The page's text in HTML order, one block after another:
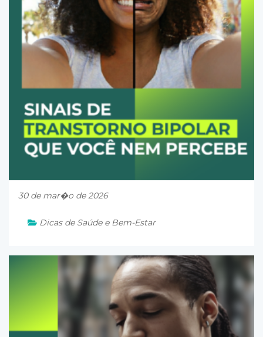
30 de mar�o de 2026
Dicas de Saúde e Bem-Estar